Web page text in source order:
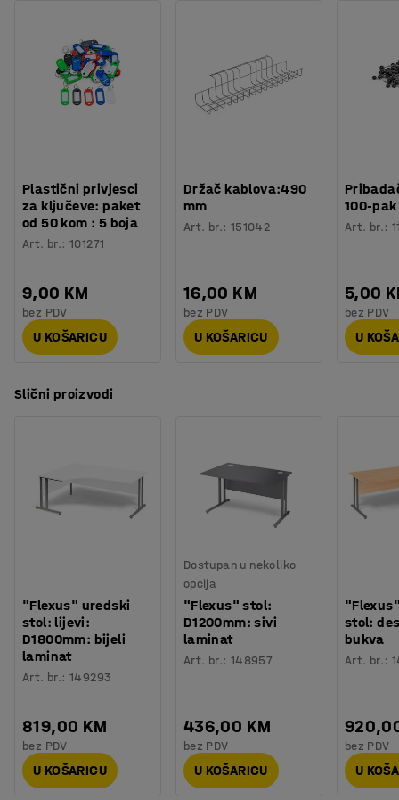
Plastični privjesci
za ključeve: paket
od 50 kom : 5 boja
Art. br.:101271
9,00 KM
bez PDV
U KOŠARICU
Držač kablova:490
mm
Art. br.: 151042
16,00 KM
bez PDV
U KOŠARICU
100-pak
Art. br.:
5,00
bez PDV
U
Slični proizvodi
"Flexus" uredski
stol: lijevi:
D1800mm: bijeli
laminat
Art. br.:149293
819,00 KM
bez PDV
U KOŠARICU
Dostupan u nekoliko
opcija
"Flexus" stol:
D1200mm: sivi
laminat
Art. br.: 148957
436,00 KM
bez PDV
U KOŠARICU
stol:
bukva
Art. br.:
bez PDV
U